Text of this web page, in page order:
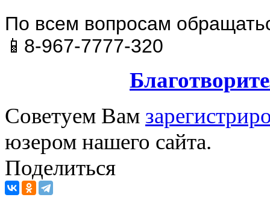
По всем вопросам
📱8-967-7777-320
Советуем Вам
юзером нашего сайта.
Поделиться